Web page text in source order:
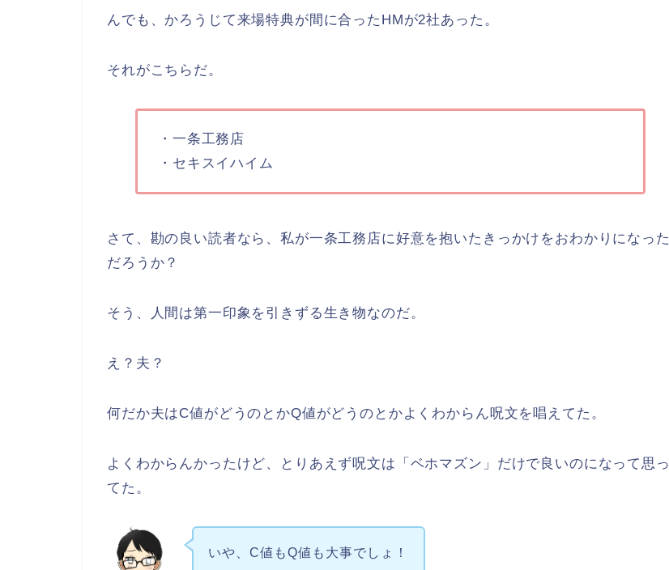
んでも、かろうじて来場特典が間に合ったHMが2社あった。
それがこちらだ。
・一条工務店
・セキスイハイム
さて、勘の良い読者なら、私が一条工務店に好意を抱いたきっかけをおわかりになった
だろうか？
そう、人間は第一印象を引きずる生き物なのだ。
え？夫？
何だか夫はC値がどうのとかQ値がどうのとかよくわからん呪文を唱えてた。
よくわからんかったけど、とりあえず呪文は「ベホマズン」だけで良いのになって思っ
てた。
いや、C値もQ値も大事でしょ！